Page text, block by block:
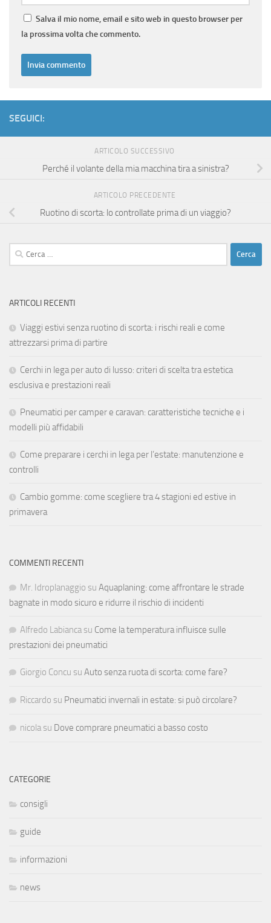
Salva il mio nome, email e sito web in questo browser per
la prossima volta che commento.
SEGUICI:
ARTICOLO SUCCESSIVO
Perché il volante della mia macchina tira a sinistra?
ARTICOLO PRECEDENTE
Ruotino di scorta: lo controllate prima di un viaggio?
Ricerca
per:
ARTICOLI RECENTI
Viaggi estivi senza ruotino di scorta: i rischi reali e come
attrezzarsi prima di partire
Cerchi in lega per auto di lusso: criteri di scelta tra estetica
esclusiva e prestazioni reali
Pneumatici per camper e caravan: caratteristiche tecniche e i
modelli più affidabili
Come preparare i cerchi in lega per l’estate: manutenzione e
controlli
Cambio gomme: come scegliere tra 4 stagioni ed estive in
primavera
COMMENTI RECENTI
Mr. Idroplanaggio su Aquaplaning: come affrontare le strade
bagnate in modo sicuro e ridurre il rischio di incidenti
Alfredo Labianca su Come la temperatura influisce sulle
prestazioni dei pneumatici
Giorgio Concu su Auto senza ruota di scorta: come fare?
Riccardo su Pneumatici invernali in estate: si può circolare?
nicola su Dove comprare pneumatici a basso costo
CATEGORIE
consigli
guide
informazioni
news